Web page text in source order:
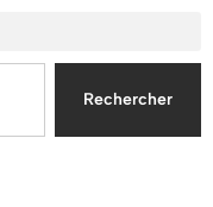
Rechercher